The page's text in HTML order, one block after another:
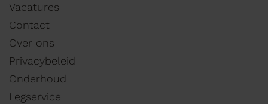
Vacatures
Contact
Over ons
Privacybeleid
Onderhoud
Legservice